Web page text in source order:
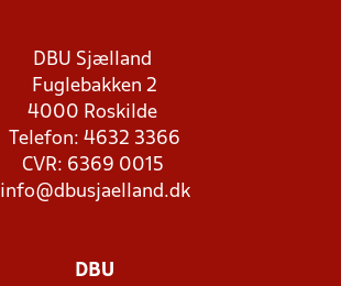
DBU Sjælland
Fuglebakken 2
4000 Roskilde
Telefon: 4632 3366
CVR: 6369 0015
info@dbusjaelland.dk
DBU